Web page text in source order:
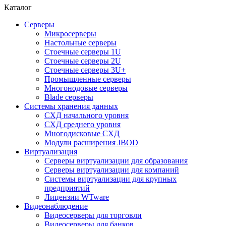
Каталог
Серверы
Микросерверы
Настольные серверы
Стоечные серверы 1U
Стоечные серверы 2U
Стоечные серверы 3U+
Промышленные серверы
Многонодовые серверы
Blade серверы
Системы хранения данных
СХД начального уровня
СХД среднего уровня
Многодисковые СХД
Модули расширения JBOD
Виртуализация
Серверы виртуализации для образования
Серверы виртуализации для компаний
Системы виртуализации для крупных
предприятий
Лицензии WTware
Видеонаблюдение
Видеосерверы для торговли
Видеосерверы для банков